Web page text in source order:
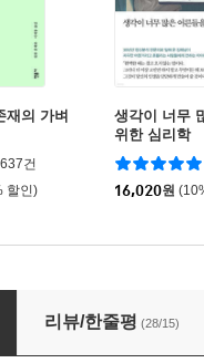
재의 가벼
637건
할인)
생각이 너무
위한 심리학
16,020원
리뷰/한줄평 (28/15)